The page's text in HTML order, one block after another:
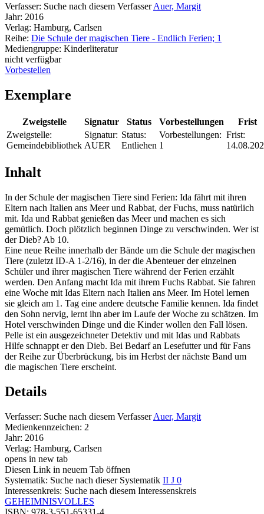
Verfasser: Suche nach diesem Verfasser Auer, Margit
Jahr: 2016
Verlag: Hamburg, Carlsen
Reihe: Die Schule der magischen Tiere - Endlich Ferien; 1
Mediengruppe: Kinderliteratur
nicht verfügbar
Vorbestellen
Exemplare
Zweigstelle Signatur Status Vorbestellungen
Frist
Zweigstelle:
Gemeindebibliothek
Signatur:
AUER
Status:
Entliehen
Vorbestellungen:
1
Frist:
Inhalt
In der Schule der magischen Tiere sind Ferien: Ida fährt mit ihren
Eltern nach Italien ans Meer und Rabbat, der Fuchs, muss natürlich
mit. Ida und Rabbat genießen das Meer und machen es sich
gemütlich. Doch plötzlich beginnen Dinge zu verschwinden. Wer ist
der Dieb? Ab 10.
Eine neue Reihe innerhalb der Bände um die Schule der magischen
Tiere (zuletzt ID-A 1-2/16), in der die Abenteuer der einzelnen
Schüler und ihrer magischen Tiere während der Ferien erzählt
werden. Den Anfang macht Ida mit ihrem Fuchs Rabbat. Sie fahren
eine Woche mit Idas Eltern nach Italien ans Meer. Im Hotel lernen
sie gleich am 1. Tag eine andere deutsche Familie kennen. Ida findet
den Sohn nervig, lernt ihn aber im Laufe der Woche zu schätzen. Im
Hotel verschwinden Dinge und die Kinder wollen den Fall lösen.
Pelle ist ein ausgezeichneter Detektiv und mit Idas und Rabbats
Hilfe schnappt er den Dieb. Bei Bedarf an Lesefutter und für Fans
der Reihe zur Überbrückung, bis im Herbst der nächste Band um
die magischen Tiere erscheint.
Details
Verfasser: Suche nach diesem Verfasser Auer, Margit
Medienkennzeichen: 2
Jahr: 2016
Verlag: Hamburg, Carlsen
opens in new tab
Diesen Link in neuem Tab öffnen
Systematik: Suche nach dieser Systematik II J 0
Interessenkreis: Suche nach diesem Interessenskreis
GEHEIMNISVOLLES